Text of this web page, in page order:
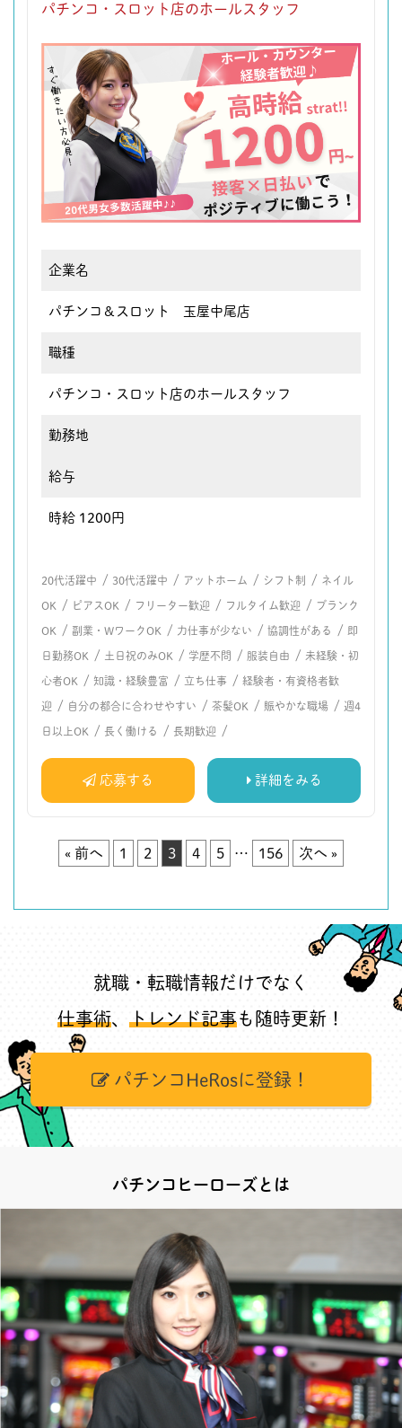
パチンコ・スロット店のホールスタッフ
企業名
パチンコ＆スロット 玉屋中尾店
職種
パチンコ・スロット店のホールスタッフ
勤務地
給与
時給 1200円
20代活躍中 / 30代活躍中 / アットホーム / シフト制 / ネイル
OK / ピアスOK / フリーター歓迎 / フルタイム歓迎 / ブランク
OK / 副業・WワークOK / 力仕事が少ない / 協調性がある / 即
日勤務OK / 土日祝のみOK / 学歴不問 / 服装自由 / 未経験・初
心者OK / 知識・経験豊富 / 立ち仕事 / 経験者・有資格者歓
迎 / 自分の都合に合わせやすい / 茶髪OK / 賑やかな職場 / 週4
日以上OK / 長く働ける / 長期歓迎 /
応募する 詳細をみる
« 前へ 1 2 3 4 5 … 156 次へ »
就職・転職情報だけでなく
仕事術、 トレンド記事も随時更新！
パチンコHeRosに登録！
パチンコヒーローズとは